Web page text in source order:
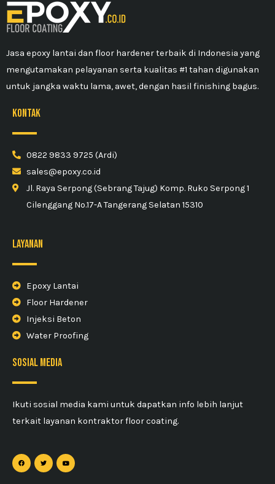
Jasa epoxy lantai dan floor hardener terbaik di Indonesia yang
mengutamakan pelayanan serta kualitas #1 tahan digunakan
untuk jangka waktu lama, awet, dengan hasil finishing bagus.
kontak
0822 9833 9725 (Ardi)
sales@epoxy.co.id
Jl. Raya Serpong (Sebrang Tajug) Komp. Ruko Serpong 1
Cilenggang No.17-A Tangerang Selatan 15310
Layanan
Epoxy Lantai
Floor Hardener
Injeksi Beton
Water Proofing
sosial media
Ikuti sosial media kami untuk dapatkan info lebih lanjut
terkait layanan kontraktor floor coating.